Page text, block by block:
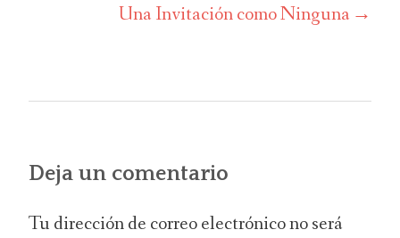
Una Invitación como Ninguna
Deja un comentario
Tu dirección de correo electrónico no será